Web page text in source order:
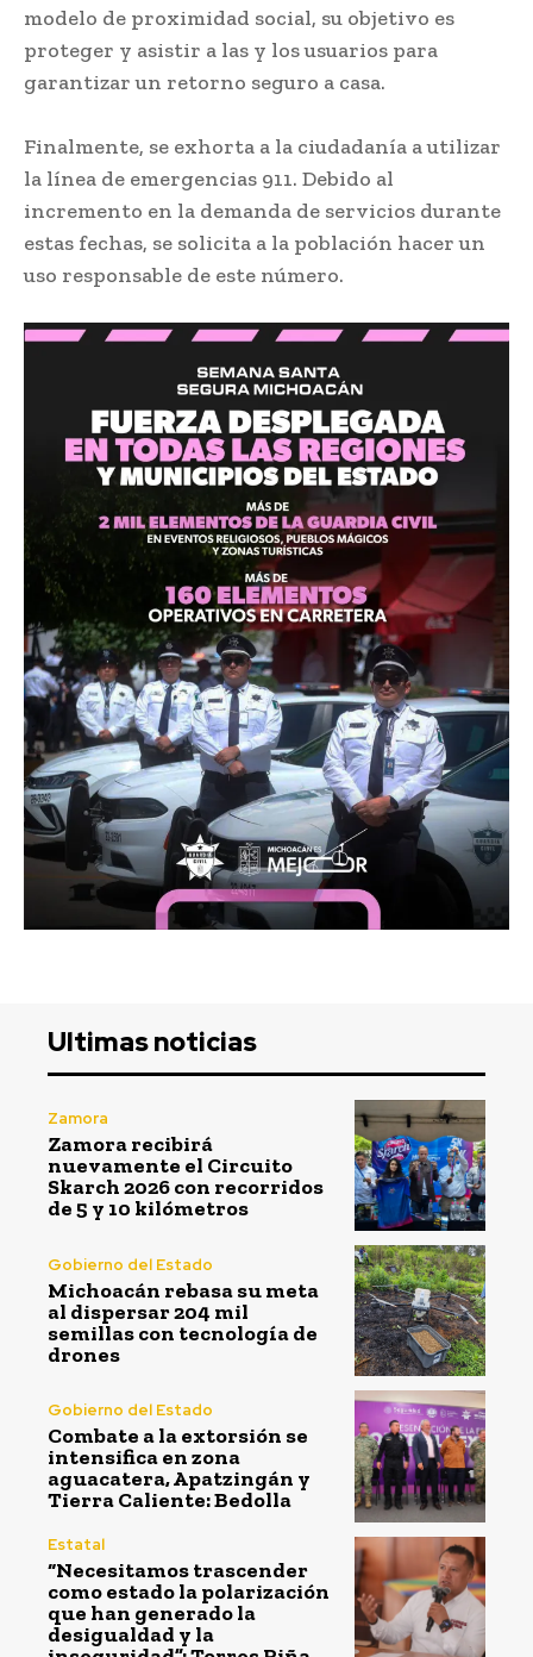
modelo de proximidad social, su objetivo es
proteger y asistir a las y los usuarios para
garantizar un retorno seguro a casa.
Finalmente, se exhorta a la ciudadanía a utilizar
la línea de emergencias 911. Debido al
incremento en la demanda de servicios durante
estas fechas, se solicita a la población hacer un
uso responsable de este número.
Ultimas noticias
Zamora
Zamora recibirá
nuevamente el Circuito
Skarch 2026 con recorridos
de 5 y 10 kilómetros
Gobierno del Estado
Michoacán rebasa su meta
al dispersar 204 mil
semillas con tecnología de
drones
Gobierno del Estado
Combate a la extorsión se
intensifica en zona
aguacatera, Apatzingán y
Tierra Caliente: Bedolla
Estatal
“Necesitamos trascender
como estado la polarización
que han generado la
desigualdad y la